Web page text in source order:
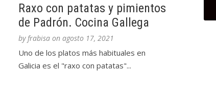
Raxo con patatas y pimientos
de Padrón. Cocina Gallega
by frabisa on agosto 17, 2021
Uno de los platos más habituales en
Galicia es el "raxo con patatas"...